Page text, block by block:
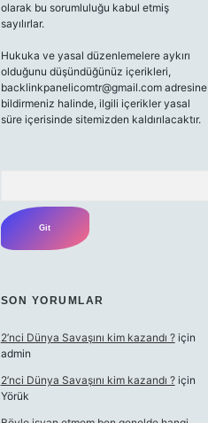
olarak bu sorumluluğu kabul etmiş
sayılırlar.
Hukuka ve yasal düzenlemelere aykırı
olduğunu düşündüğünüz içerikleri,
backlinkpanelicomtr@gmail.comadresine
bildirmeniz halinde, ilgili içerikler yasal
süre içerisinde sitemizden kaldırılacaktır.
SON YORUMLAR
2’nci Dünya Savaşını kim kazandı ?için
admin
2’nci Dünya Savaşını kim kazandı ?için
Yörük